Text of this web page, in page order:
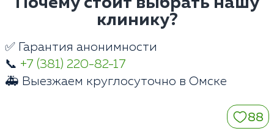
клинику?
✅ Гарантия анонимности
📞 +7 (381) 220-82-17
🚑 Выезжаем круглосуточно в Омске
88